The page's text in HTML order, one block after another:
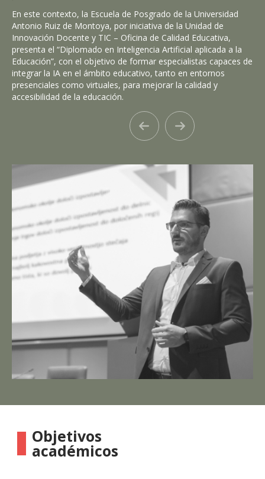
En este contexto, la Escuela de Posgrado de la Universidad
Antonio Ruiz de Montoya, por iniciativa de la Unidad de
Innovación Docente y TIC – Oficina de Calidad Educativa,
presenta el “Diplomado en Inteligencia Artificial aplicada a la
Educación”, con el objetivo de formar especialistas capaces de
integrar la IA en el ámbito educativo, tanto en entornos
presenciales como virtuales, para mejorar la calidad y
accesibilidad de la educación.
Objetivos
académicos